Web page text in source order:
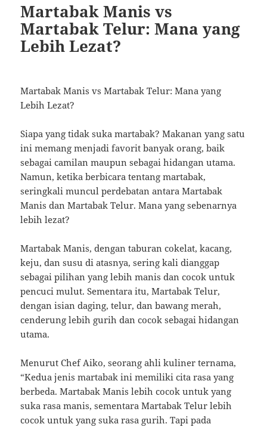
Martabak Manis vs
Martabak Telur: Mana yang
Lebih Lezat?
Martabak Manis vs Martabak Telur: Mana yang
Lebih Lezat?
Siapa yang tidak suka martabak? Makanan yang satu
ini memang menjadi favorit banyak orang, baik
sebagai camilan maupun sebagai hidangan utama.
Namun, ketika berbicara tentang martabak,
seringkali muncul perdebatan antara Martabak
Manis dan Martabak Telur. Mana yang sebenarnya
lebih lezat?
Martabak Manis, dengan taburan cokelat, kacang,
keju, dan susu di atasnya, sering kali dianggap
sebagai pilihan yang lebih manis dan cocok untuk
pencuci mulut. Sementara itu, Martabak Telur,
dengan isian daging, telur, dan bawang merah,
cenderung lebih gurih dan cocok sebagai hidangan
utama.
Menurut Chef Aiko, seorang ahli kuliner ternama,
“Kedua jenis martabak ini memiliki cita rasa yang
berbeda. Martabak Manis lebih cocok untuk yang
suka rasa manis, sementara Martabak Telur lebih
cocok untuk yang suka rasa gurih. Tapi pada